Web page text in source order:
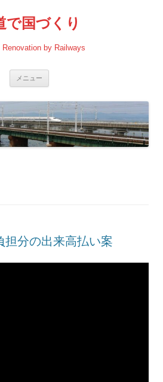
で国づくり
Renovation by Railways
メニュー
担分の出来高払い案